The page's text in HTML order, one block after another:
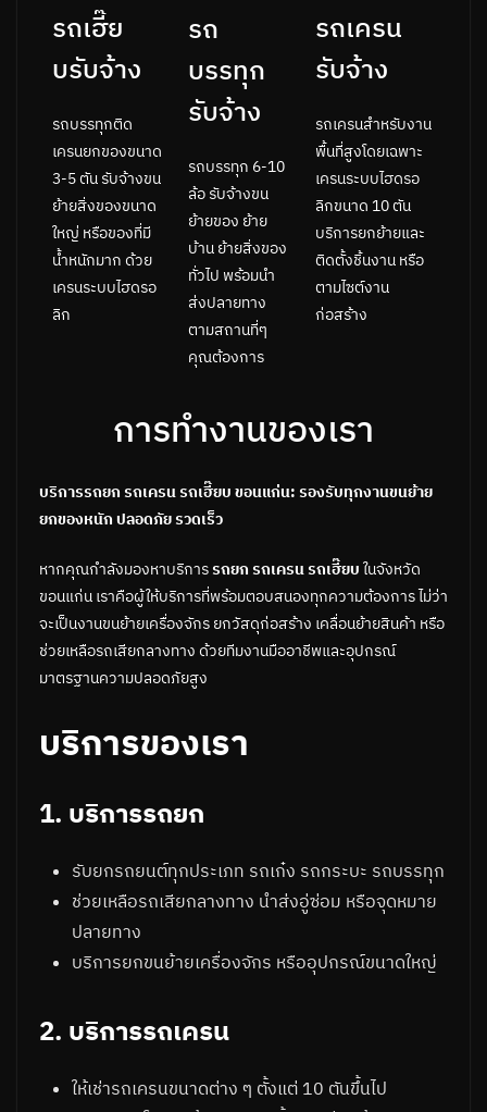
รถเฮี๊ย
บรับจ้าง
รถบรรทุกติด
เครนยกของขนาด
3-5 ตัน รับจ้างขน
ย้ายสิ่งของขนาด
ใหญ่ หรือของที่มี
น้ำหนักมาก ด้วย
เครนระบบไฮดรอ
ลิก
รถ
บรรทุก
รับจ้าง
รถบรรทุก 6-10
ล้อ รับจ้างขน
ย้ายของ ย้าย
บ้าน ย้ายสิ่งของ
ทั่วไป พร้อมนำ
ส่งปลายทาง
ตามสถานที่ๆ
คุณต้องการ
รถเครน
รับจ้าง
รถเครนสำหรับงาน
พื้นที่สูงโดยเฉพาะ
เครนระบบไฮดรอ
ลิกขนาด 10 ตัน
บริการยกย้ายและ
ติดตั้งชิ้นงาน หรือ
ตามไซต์งาน
ก่อสร้าง
การทำงานของเรา
บริการรถยก รถเครน รถเฮี๊ยบ ขอนแก่น: รองรับทุกงานขนย้าย
ยกของหนัก ปลอดภัย รวดเร็ว
หากคุณกำลังมองหาบริการ รถยก รถเครน รถเฮี๊ยบ ในจังหวัด
ขอนแก่น เราคือผู้ให้บริการที่พร้อมตอบสนองทุกความต้องการ ไม่ว่า
จะเป็นงานขนย้ายเครื่องจักร ยกวัสดุก่อสร้าง เคลื่อนย้ายสินค้า หรือ
ช่วยเหลือรถเสียกลางทาง ด้วยทีมงานมืออาชีพและอุปกรณ์
มาตรฐานความปลอดภัยสูง
บริการของเรา
1. บริการรถยก
รับยกรถยนต์ทุกประเภท รถเก๋ง รถกระบะ รถบรรทุก
ช่วยเหลือรถเสียกลางทาง นำส่งอู่ซ่อม หรือจุดหมาย
ปลายทาง
บริการยกขนย้ายเครื่องจักร หรืออุปกรณ์ขนาดใหญ่
2. บริการรถเครน
ให้เช่ารถเครนขนาดต่าง ๆ ตั้งแต่ 10 ตันขึ้นไป